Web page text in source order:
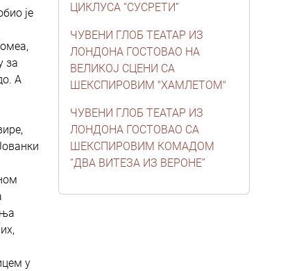
је
за
А
у
ЦИКЛУСА “СУСРЕТИ”
ЧУВЕНИ ГЛОБ ТЕАТАР ИЗ
ЛОНДОНА ГОСТОВАО НА
ВЕЛИКОЈ СЦЕНИ СА
ШЕКСПИРОВИМ "ХАМЛЕТОМ"
ЧУВЕНИ ГЛОБ ТЕАТАР ИЗ
ЛОНДОНА ГОСТОВАО СА
ШЕКСПИРОВИМ КОМАДОМ
“ДВА ВИТЕЗА ИЗ ВЕРОНЕ”